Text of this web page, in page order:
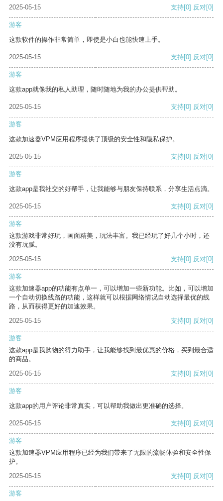
2025-05-15 支持[0] 反对[0]
游客
这款软件的操作非常简单，即使是小白也能快速上手。
2025-05-15 支持[0] 反对[0]
游客
这款app就像我的私人助理，随时随地为我的办公提供帮助。
2025-05-15 支持[0] 反对[0]
游客
这款加速器VPM应用程序提供了顶级的安全性和隐私保护。
2025-05-15 支持[0] 反对[0]
游客
这款app是我社交的好帮手，让我能够与朋友保持联系，分享生活点滴。
2025-05-15 支持[0] 反对[0]
游客
这款游戏非常好玩，画面精美，玩法丰富。我已经玩了好几个小时，还
没有玩腻。
2025-05-15
支持[0] 反对[0]
游客
这款加速器app的功能有点单一，可以增加一些新功能。比如，可以增加
一个自动切换线路的功能，这样就可以根据网络情况自动选择最优的线
路，从而获得更好的加速效果。
2025-05-15
支持[0] 反对[0]
游客
这款app是我购物的得力助手，让我能够找到最优惠的价格，买到最合适
的商品。
2025-05-15
支持[0] 反对[0]
游客
这款app的用户评论非常真实，可以帮助我做出更准确的选择。
2025-05-15 支持[0] 反对[0]
游客
这款加速器VPM应用程序已经为我们带来了无限的流畅体验和安全性保
护。
2025-05-15
支持[0] 反对[0]
游客